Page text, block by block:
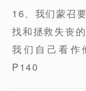
16、我们蒙召
找和拯救失丧
我们自己看作
P140